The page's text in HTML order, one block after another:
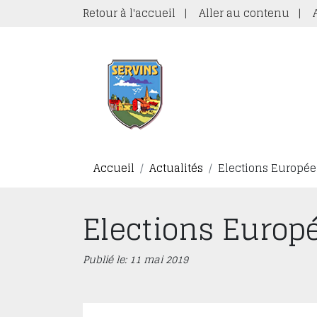
Retour à l'accueil | Aller au contenu |
Accueil Actualités Elections
Elections
Publié le: 11 mai 2019